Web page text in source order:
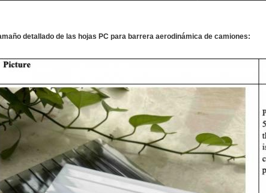
detallado de las hojas PC para barrera aerodinámica de camiones: